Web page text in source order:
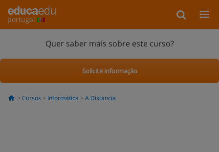
portugal
Quer saber mais sobre este curso?
Solicite informação
Cursos Informática A Distancia